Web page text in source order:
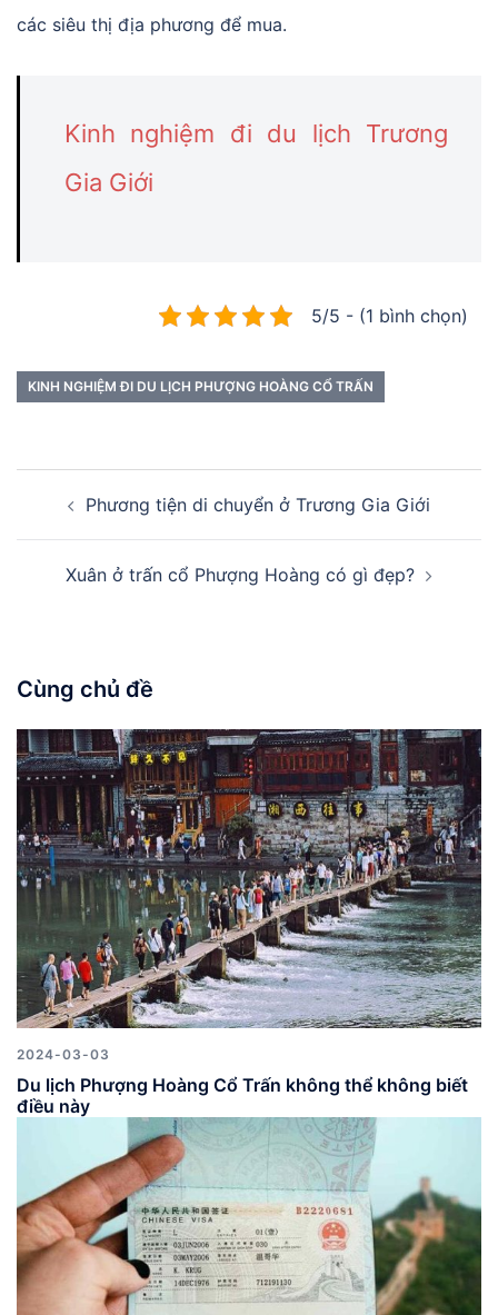
các siêu thị địa phương để mua.
Kinh nghiệm đi du lịch Trương
Gia Giới
5/5 - (1 bình chọn)
KINH NGHIỆM ĐI DU LỊCH PHƯỢNG HOÀNG CỔ TRẤN
hướng
bài
Phương tiện di chuyển ở Trương Gia Giới
Xuân ở trấn cổ Phượng Hoàng có gì đẹp?
Cùng chủ đề
2024-03-03
Du lịch Phượng Hoàng Cổ Trấn không thể không biết
điều này